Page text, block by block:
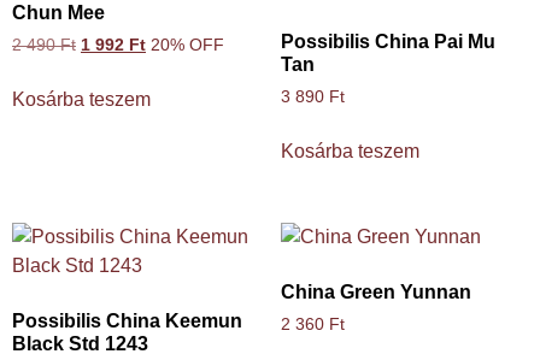
Chun Mee
2 490Ft 1 992 Ft 20% OFF
Kosárba teszem
Possibilis China Pai Mu
Tan
3 890 Ft
Kosárba teszem
Possibilis China Keemun
Black Std 1243
China Green Yunnan
2 360 Ft